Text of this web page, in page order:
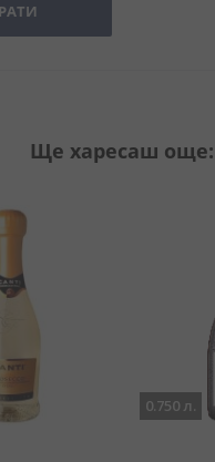
Ще харесаш още:
0.750 л.